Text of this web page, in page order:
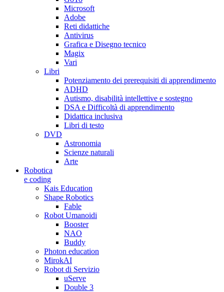
Microsoft
Adobe
Reti didattiche
Antivirus
Grafica e Disegno tecnico
Magix
Vari
Libri
Potenziamento dei prerequisiti di apprendimento
ADHD
Autismo, disabilità intellettive e sostegno
DSA e Difficoltà di apprendimento
Didattica inclusiva
Libri di testo
DVD
Astronomia
Scienze naturali
Arte
Robotica
e coding
Kais Education
Shape Robotics
Fable
Robot Umanoidi
Booster
NAO
Buddy
Photon education
MirokAI
Robot di Servizio
uServe
Double 3